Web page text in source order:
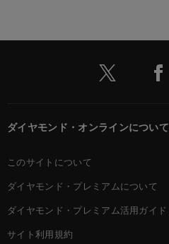
ダイヤモンド・オンラインについて
このサイトについて
ダイヤモンド・プレミアムについて
ダイヤモンド・プレミアム活用ガイド
サイト利用規約